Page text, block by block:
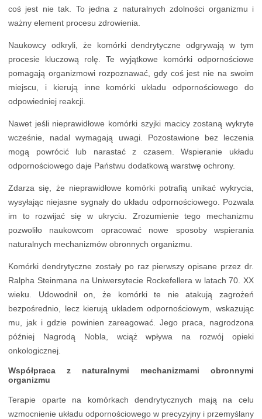
coś jest nie tak. To jedna z naturalnych zdolności organizmu i
ważny element procesu zdrowienia.
Naukowcy odkryli, że komórki dendrytyczne odgrywają w tym
procesie kluczową rolę. Te wyjątkowe komórki odpornościowe
pomagają organizmowi rozpoznawać, gdy coś jest nie na swoim
miejscu, i kierują inne komórki układu odpornościowego do
odpowiedniej reakcji.
Nawet jeśli nieprawidłowe komórki szyjki macicy zostaną wykryte
wcześnie, nadal wymagają uwagi. Pozostawione bez leczenia
mogą powrócić lub narastać z czasem. Wspieranie układu
odpornościowego daje Państwu dodatkową warstwę ochrony.
Zdarza się, że nieprawidłowe komórki potrafią unikać wykrycia,
wysyłając niejasne sygnały do układu odpornościowego. Pozwala
im to rozwijać się w ukryciu. Zrozumienie tego mechanizmu
pozwoliło naukowcom opracować nowe sposoby wspierania
naturalnych mechanizmów obronnych organizmu.
Komórki dendrytyczne zostały po raz pierwszy opisane przez dr.
Ralpha Steinmana na Uniwersytecie Rockefellera w latach 70. XX
wieku. Udowodnił on, że komórki te nie atakują zagrożeń
bezpośrednio, lecz kierują układem odpornościowym, wskazując
mu, jak i gdzie powinien zareagować. Jego praca, nagrodzona
później Nagrodą Nobla, wciąż wpływa na rozwój opieki
onkologicznej.
Współpraca z naturalnymi mechanizmami obronnymi
organizmu
Terapie oparte na komórkach dendrytycznych mają na celu
wzmocnienie układu odpornościowego w precyzyjny i przemyślany